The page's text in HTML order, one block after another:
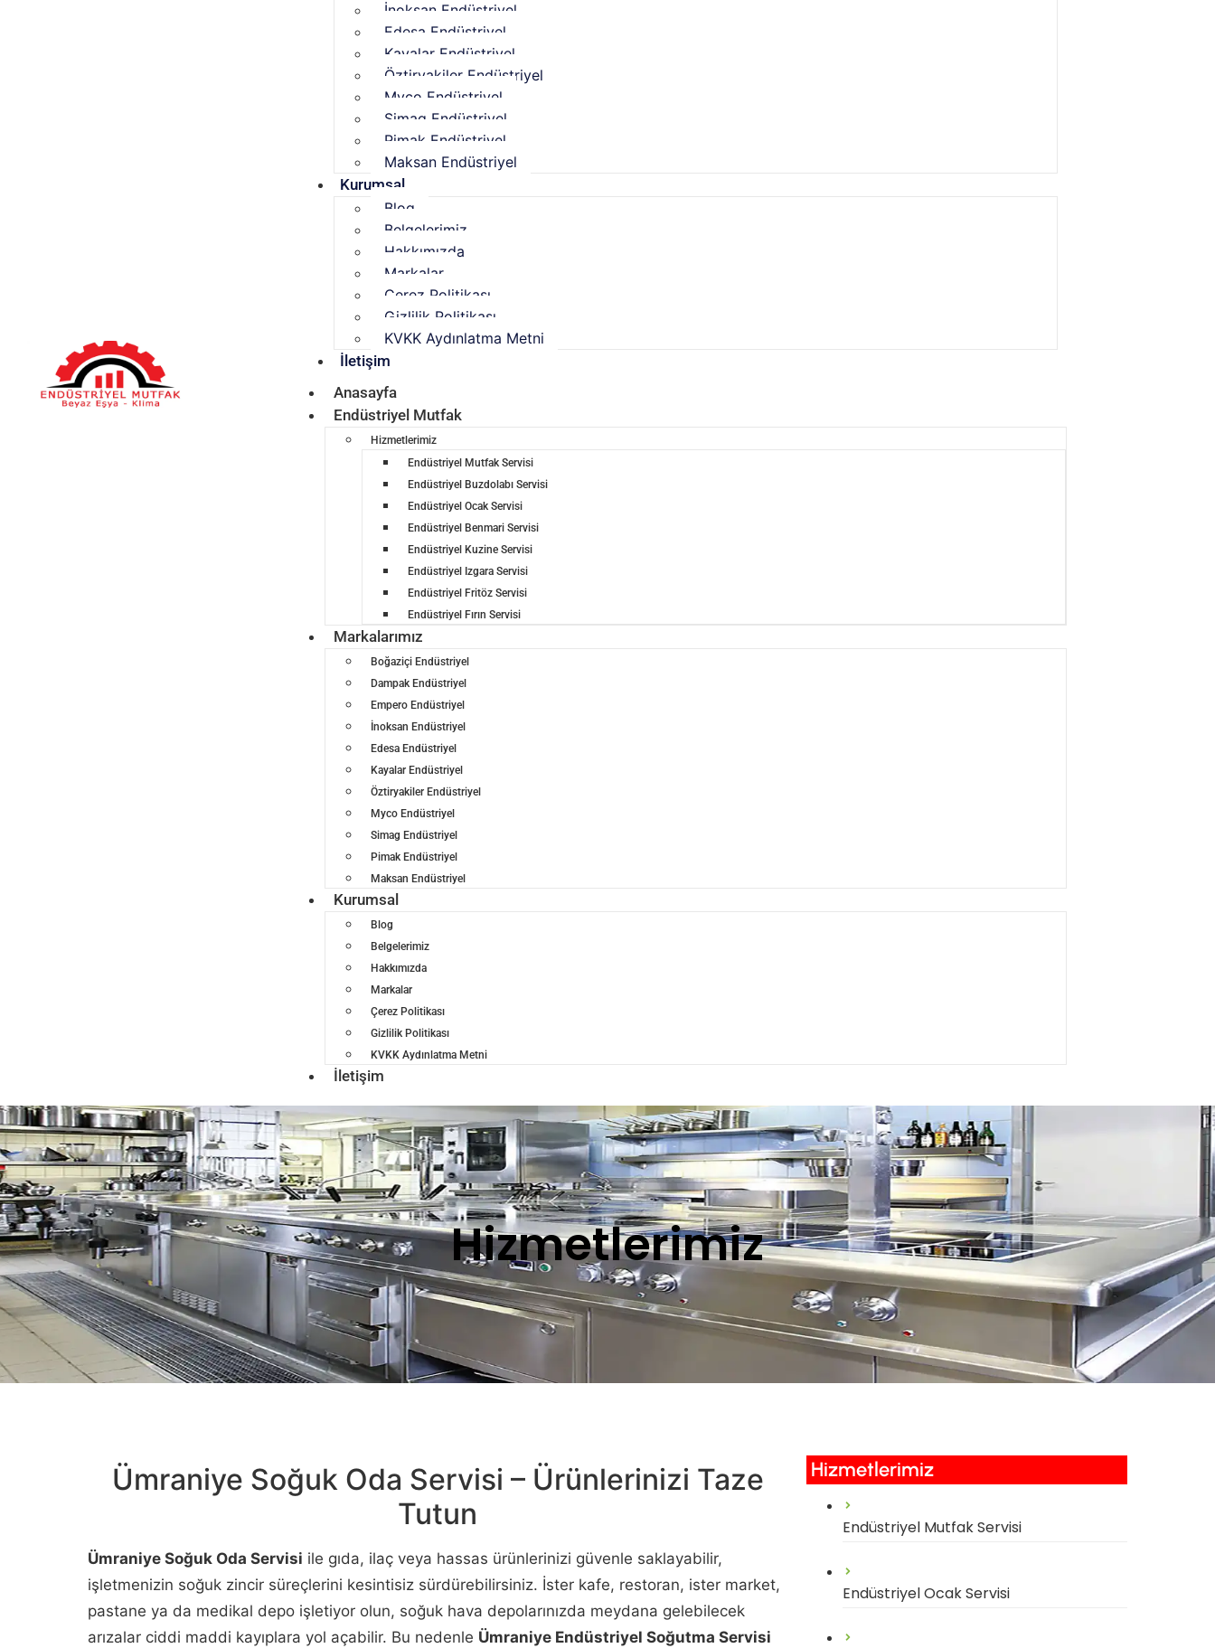
İnoksan Endüstriyel
Edesa Endüstriyel
Kayalar Endüstriyel
Öztiryakiler Endüstriyel
Myco Endüstriyel
Simag Endüstriyel
Pimak Endüstriyel
Maksan Endüstriyel
Kurumsal
Blog
Belgelerimiz
Hakkımızda
Markalar
Çerez Politikası
Gizlilik Politikası
KVKK Aydınlatma Metni
İletişim
Anasayfa
Endüstriyel Mutfak
Hizmetlerimiz
Endüstriyel Mutfak Servisi
Endüstriyel Buzdolabı Servisi
Endüstriyel Ocak Servisi
Endüstriyel Benmari Servisi
Endüstriyel Kuzine Servisi
Endüstriyel Izgara Servisi
Endüstriyel Fritöz Servisi
Endüstriyel Fırın Servisi
Markalarımız
Boğaziçi Endüstriyel
Dampak Endüstriyel
Empero Endüstriyel
İnoksan Endüstriyel
Edesa Endüstriyel
Kayalar Endüstriyel
Öztiryakiler Endüstriyel
Myco Endüstriyel
Simag Endüstriyel
Pimak Endüstriyel
Maksan Endüstriyel
Kurumsal
Blog
Belgelerimiz
Hakkımızda
Markalar
Çerez Politikası
Gizlilik Politikası
KVKK Aydınlatma Metni
İletişim
Hizmetlerimiz
Ümraniye Soğuk Oda Servisi – Ürünlerinizi Taze
Tutun
Ümraniye Soğuk Oda Servisi ile gıda, ilaç veya hassas ürünlerinizi güvenle saklayabilir,
işletmenizin soğuk zincir süreçlerini kesintisiz sürdürebilirsiniz. İster kafe, restoran, ister market,
pastane ya da medikal depo işletiyor olun, soğuk hava depolarınızda meydana gelebilecek
arızalar ciddi maddi kayıplara yol açabilir. Bu nedenle Ümraniye Endüstriyel Soğutma Servisi
Hizmetlerimiz​
Endüstriyel Mutfak Servisi
Endüstriyel Ocak Servisi